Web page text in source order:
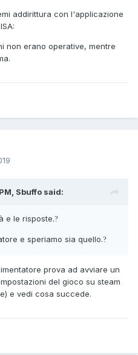
addirittura con l'applicazione
non erano operative, mentre
Sbuffo said:
e le risposte.?
e speriamo sia quello.?
prova ad avviare un
del gioco su steam
e vedi cosa succede.